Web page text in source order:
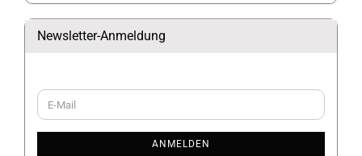
Newsletter-Anmeldung
WEITER
ZUR
E-
Mail
ANMELDEN